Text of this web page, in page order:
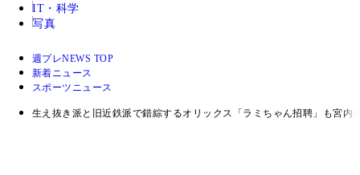
IT・科学
写真
週プレNEWS TOP
新着ニュース
スポーツニュース
生え抜き派と旧近鉄派で錯綜するオリックス「ラミちゃん招聘」も宮内